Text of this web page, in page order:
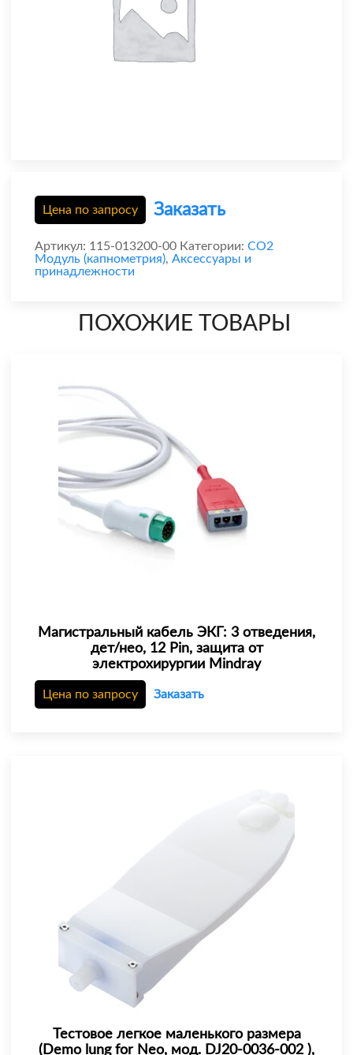
Цена по запросу Заказать
Артикул: 115-013200-00 Категории: CO2
Модуль (капнометрия), Аксессуары и
принадлежности
ПОХОЖИЕ ТОВАРЫ
Магистральный кабель ЭКГ: 3 отведения,
дет/нео, 12 Pin, защита от
электрохирургии Mindray
Цена по запросу Заказать
Тестовое легкое маленького размера
(Demo lung for Neo, мод. DJ20-0036-002 ),